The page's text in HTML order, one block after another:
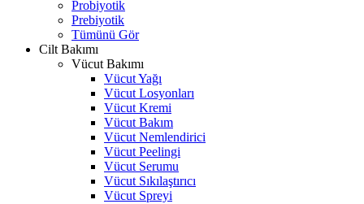
Probiyotik
Prebiyotik
Tümünü Gör
Cilt Bakımı
Vücut Bakımı
Vücut Yağı
Vücut Losyonları
Vücut Kremi
Vücut Bakım
Vücut Nemlendirici
Vücut Peelingi
Vücut Serumu
Vücut Sıkılaştırıcı
Vücut Spreyi